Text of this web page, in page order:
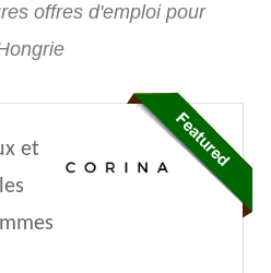
offres d'emploi pour
et